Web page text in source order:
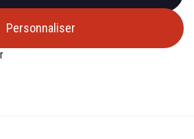
Personnaliser